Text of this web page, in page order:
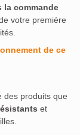
la commande
votre première
de ce
des produits que
et